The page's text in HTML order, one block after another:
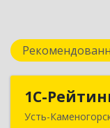
1С-
Усть-